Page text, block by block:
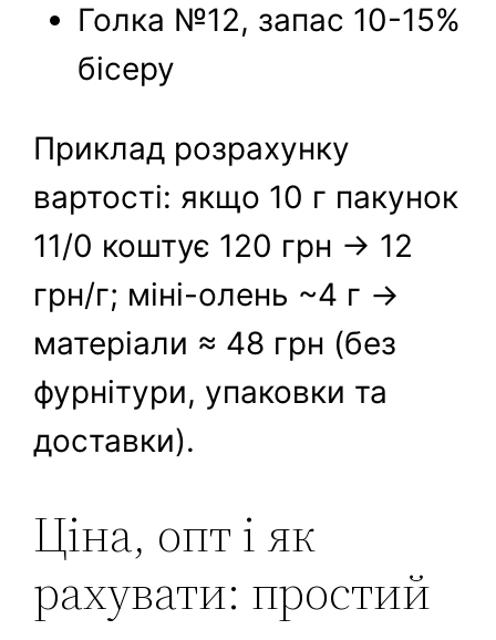
Голка №12, запас 10-15%
бісеру
Приклад розрахунку
вартості: якщо 10 г пакунок
11/0 коштує 120 грн → 12
грн/г; міні-олень ~4 г →
матеріали ≈ 48 грн (без
фурнітури, упаковки та
доставки).
Ціна, опт і як
рахувати: простий